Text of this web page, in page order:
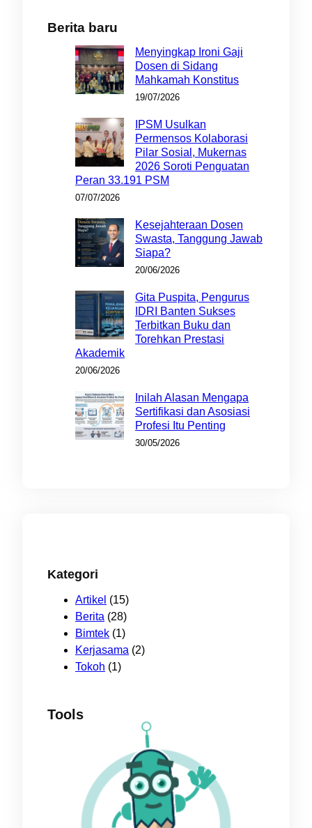
Berita baru
Menyingkap Ironi Gaji
Dosen di Sidang
Mahkamah Konstitus
19/07/2026
IPSM Usulkan
Permensos Kolaborasi
Pilar Sosial, Mukernas
2026 Soroti Penguatan
Peran 33.191 PSM
07/07/2026
Kesejahteraan Dosen
Swasta, Tanggung Jawab
Siapa?
20/06/2026
Gita Puspita, Pengurus
IDRI Banten Sukses
Terbitkan Buku dan
Torehkan Prestasi
Akademik
20/06/2026
Inilah Alasan Mengapa
Sertifikasi dan Asosiasi
Profesi Itu Penting
30/05/2026
Kategori
Artikel (15)
Berita (28)
Bimtek (1)
Kerjasama (2)
Tokoh (1)
Tools